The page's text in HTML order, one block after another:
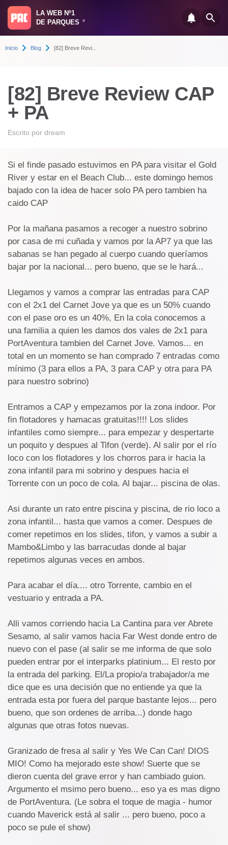
LA WEB Nº1
DE PARQUES
®
Inicio Blog [82] Breve Revi...
[82] Breve Review CAP
+ PA
Escrito por dream
Si el finde pasado estuvimos en PA para visitar el Gold
River y estar en el Beach Club... este domingo hemos
bajado con la idea de hacer solo PA pero tambien ha
caido CAP
Por la mañana pasamos a recoger a nuestro sobrino
por casa de mi cuñada y vamos por la AP7 ya que las
sabanas se han pegado al cuerpo cuando queríamos
bajar por la nacional... pero bueno, que se le hará...
Llegamos y vamos a comprar las entradas para CAP
con el 2x1 del Carnet Jove ya que es un 50% cuando
con el pase oro es un 40%, En la cola conocemos a
una familia a quien les damos dos vales de 2x1 para
PortAventura tambien del Carnet Jove. Vamos... en
total en un momento se han comprado 7 entradas como
mínimo (3 para ellos a PA, 3 para CAP y otra para PA
para nuestro sobrino)
Entramos a CAP y empezamos por la zona indoor. Por
fin flotadores y hamacas gratuitas!!!! Los slides
infantiles como siempre... para empezar y despertarte
un poquito y despues al Tifon (verde). Al salir por el río
loco con los flotadores y los chorros para ir hacia la
zona infantil para mi sobrino y despues hacia el
Torrente con un poco de cola. Al bajar... piscina de olas.
Asi durante un rato entre piscina y piscina, de rio loco a
zona infantil... hasta que vamos a comer. Despues de
comer repetimos en los slides, tifon, y vamos a subir a
Mambo&Limbo y las barracudas donde al bajar
repetimos algunas veces en ambos.
Para acabar el día.... otro Torrente, cambio en el
vestuario y entrada a PA.
Alli vamos corriendo hacia La Cantina para ver Abrete
Sesamo, al salir vamos hacia Far West donde entro de
nuevo con el pase (al salir se me informa de que solo
pueden entrar por el interparks platinium... El resto por
la entrada del parking. El/La propio/a trabajador/a me
dice que es una decisión que no entiende ya que la
entrada esta por fuera del parque bastante lejos... pero
bueno, que son ordenes de arriba...) donde hago
algunas que otras fotos nuevas.
Granizado de fresa al salir y Yes We Can Can! DIOS
MIO! Como ha mejorado este show! Suerte que se
dieron cuenta del grave error y han cambiado guion.
Argumento el msimo pero bueno... eso ya es mas digno
de PortAventura. (Le sobra el toque de magia - humor
cuando Maverick está al salir ... pero bueno, poco a
poco se pule el show)